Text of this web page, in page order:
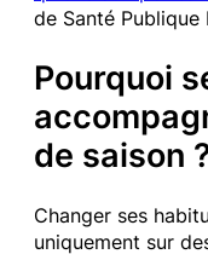
de Santé Publique
Pourquoi
de saison
Changer ses
uniquement sur